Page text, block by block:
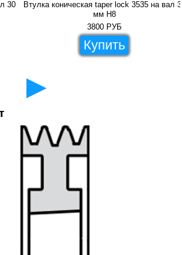
30
Втулка коническая taper lock 3535 на вал 32
мм H8
3800 РУБ
Купить
►